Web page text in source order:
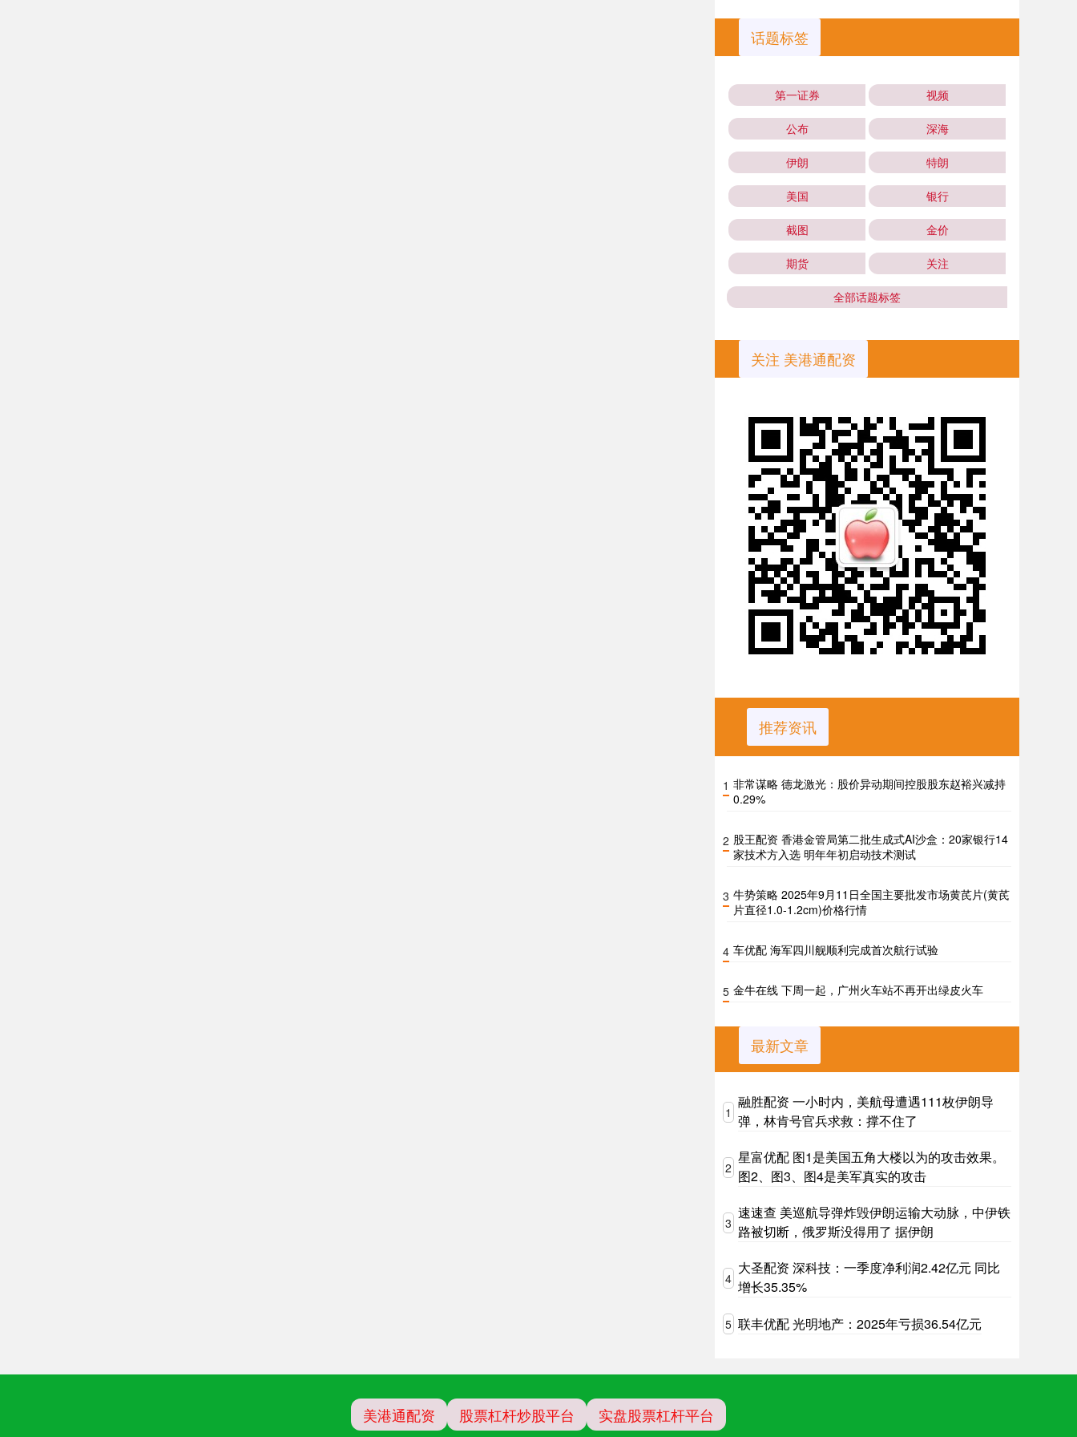
话题标签
第一证券 视频
公布 深海
伊朗 特朗
美国 银行
截图 金价
期货 关注
全部话题标签
关注 美港通配资
推荐资讯
1 非常谋略 德龙激光：股价异动期间控股股东赵裕兴减持
0.29%
2 股王配资 香港金管局第二批生成式AI沙盒：20家银行14
家技术方入选 明年年初启动技术测试
3 牛势策略 2025年9月11日全国主要批发市场黄芪片(黄芪
片直径1.0-1.2cm)价格行情
4 车优配 海军四川舰顺利完成首次航行试验
5 金牛在线 下周一起，广州火车站不再开出绿皮火车
最新文章
1
融胜配资 一小时内，美航母遭遇111枚伊朗导
弹，林肯号官兵求救：撑不住了
2
星富优配 图1是美国五角大楼以为的攻击效果。
图2、图3、图4是美军真实的攻击
3
速速查 美巡航导弹炸毁伊朗运输大动脉，中伊铁
路被切断，俄罗斯没得用了 据伊朗
4
大圣配资 深科技：一季度净利润2.42亿元 同比
增长35.35%
5 联丰优配 光明地产：2025年亏损36.54亿元
美港通配资 股票杠杆炒股平台 实盘股票杠杆平台